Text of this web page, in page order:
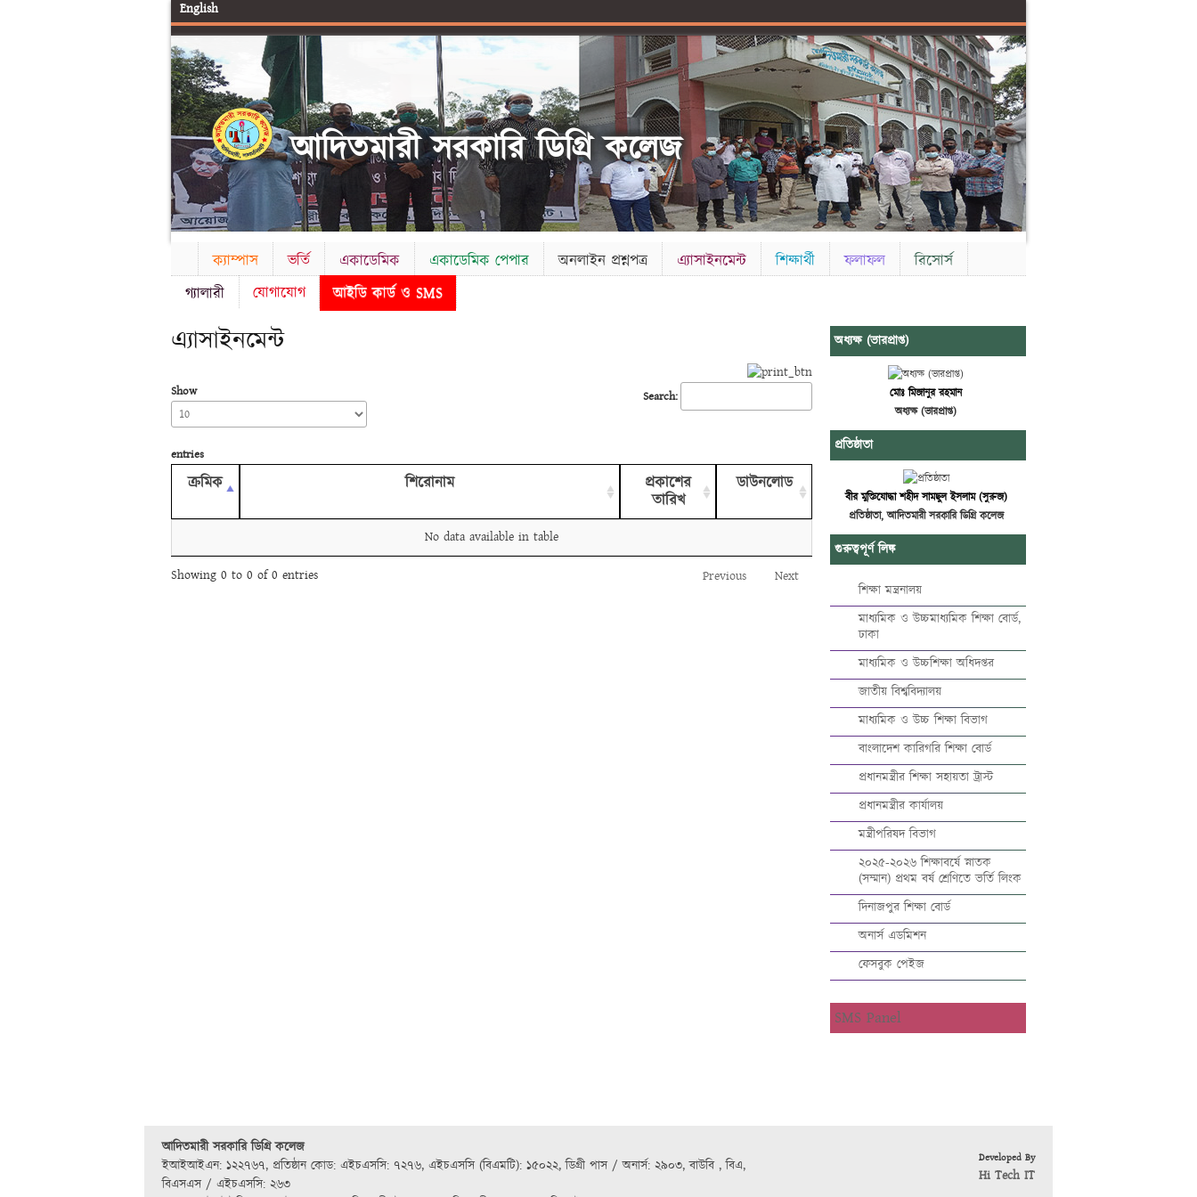
English
আদিতমারী সরকারি ডিগ্রি কলেজ
ক্যাম্পাস ভর্তি একাডেমিক একাডেমিক পেপার অনলাইন প্রশ্নপত্র এ্যাসাইনমেন্ট শিক্ষার্থী ফলাফল
রিসোর্স
গ্যালারী
যোগাযোগ আইডি কার্ড ও SMS
এ্যাসাইনমেন্ট
Show
entries
Search:
ক্রমিক শিরোনাম
প্রকাশের
তারিখ
ডাউনলোড
No data available in table
Showing 0 to 0 of 0 entries Previous Next
অধ্যক্ষ (ভারপ্রাপ্ত)
মোঃ মিজানুর রহমান
অধ্যক্ষ (ভারপ্রাপ্ত)
প্রতিষ্ঠাতা
বীর মুক্তিযোদ্ধা শহীদ সামছুল ইসলাম (সুরুজ)
প্রতিষ্ঠাতা, আদিতমারী সরকারি ডিগ্রি কলেজ
গুরুত্বপূর্ণ লিঙ্ক
শিক্ষা মন্ত্রনালয়
মাধ্যমিক ও উচ্চমাধ্যমিক শিক্ষা বোর্ড,
ঢাকা
মাধ্যমিক ও উচ্চশিক্ষা অধিদপ্তর
জাতীয় বিশ্ববিদ্যালয়
মাধ্যমিক ও উচ্চ শিক্ষা বিভাগ
বাংলাদেশ কারিগরি শিক্ষা বোর্ড
প্রধানমন্ত্রীর শিক্ষা সহায়তা ট্রাস্ট
প্রধানমন্ত্রীর কার্যালয়
মন্ত্রীপরিষদ বিভাগ
২০২৫-২০২৬ শিক্ষাবর্ষে স্নাতক
(সম্মান) প্রথম বর্ষ শ্রেণিতে ভর্তি লিংক
দিনাজপুর শিক্ষা বোর্ড
অনার্স এডমিশন
ফেসবুক পেইজ
SMS Panel
আদিতমারী সরকারি ডিগ্রি কলেজ
ইআইআইএন: ১২২৭৬৭, প্রতিষ্ঠান কোড: এইচএসসি: ৭২৭৬, এইচএসসি (বিএমটি): ১৫০২২, ডিগ্রী পাস / অনার্স: ২৯০৩, বাউবি , বিএ,
বিএসএস / এইচএসসি: ২৬৩
Developed By
Hi Tech IT